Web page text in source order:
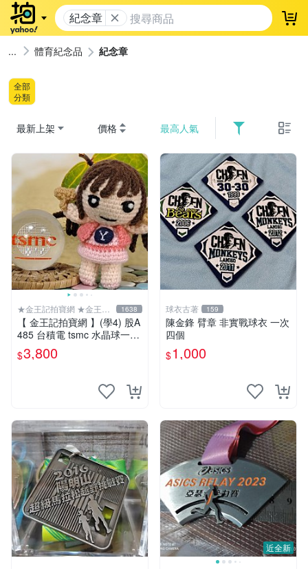
紀念章 登
體育紀念品 紀念章
全部
分類
最新上架 價格 最高人氣
★金王記拍寶網 ★金王記
拍寶趣
1638
【 金王記拍寶網 】(學4) 股A
485 台積電 tsmc 水晶球一顆
罕件稀有
$3,800
球衣古著 159
陳金鋒 臂章 非實戰球衣 一次
四個
$1,000
近全新